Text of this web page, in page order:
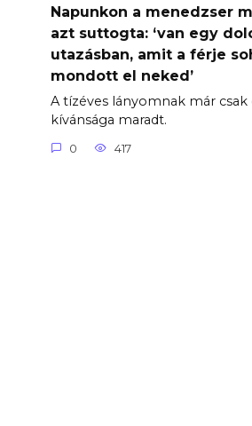
Napunkon a menedzser
azt suttogta: ‘van egy
utazásban, amit a férje
mondott el neked’
A tízéves lányomnak már
kívánsága maradt.
0 417